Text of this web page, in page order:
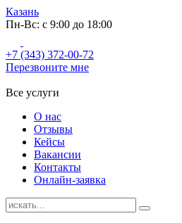
Казань
Пн-Вс: с 9:00 до 18:00
+7 (343) 372-00-72
Перезвоните мне
Все услуги
О нас
Отзывы
Кейсы
Вакансии
Контакты
Онлайн-заявка